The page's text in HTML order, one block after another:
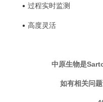
• 过程实时监测
• 高度灵活
中原生物是
如有相关问